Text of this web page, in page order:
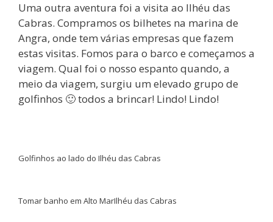
Uma outra aventura foi a visita ao Ilhéu das
Cabras. Compramos os bilhetes na marina de
Angra, onde tem várias empresas que fazem
estas visitas. Fomos para o barco e começamos a
viagem. Qual foi o nosso espanto quando, a
meio da viagem, surgiu um elevado grupo de
golfinhos 🙂 todos a brincar! Lindo! Lindo!
Golfinhos ao lado do Ilhéu das Cabras
Tomar banho em Alto MarIlhéu das Cabras